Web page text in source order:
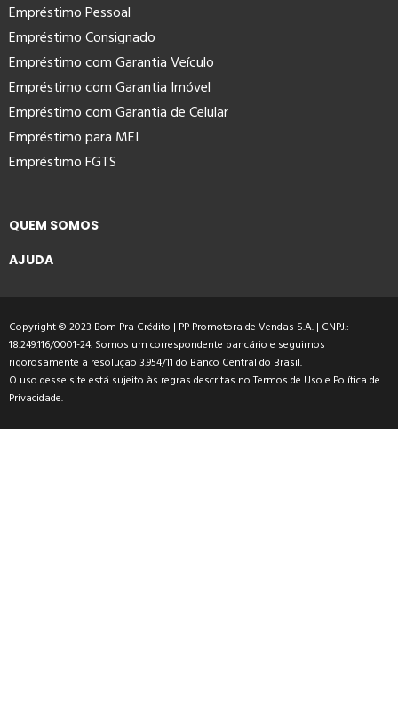
Empréstimo Pessoal
Empréstimo Consignado
Empréstimo com Garantia Veículo
Empréstimo com Garantia Imóvel
Empréstimo com Garantia de Celular
Empréstimo para MEI
Empréstimo FGTS
QUEM SOMOS
AJUDA
Copyright © 2023 Bom Pra Crédito | PP Promotora de Vendas S.A. | CNPJ.:
18.249.116/0001-24. Somos um correspondente bancário e seguimos
rigorosamente a resolução 3.954/11 do Banco Central do Brasil.
O uso desse site está sujeito às regras descritas noTermos de Uso e Política de
Privacidade.